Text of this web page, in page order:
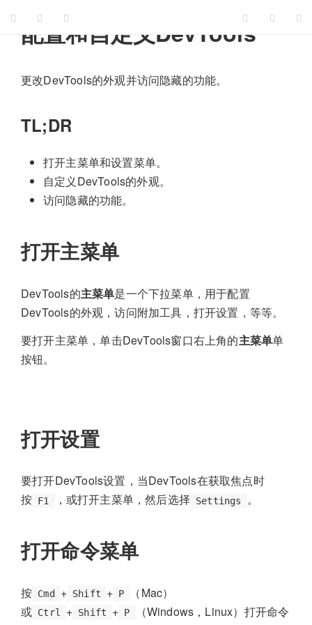
配置和自定义DevTools
更改DevTools的外观并访问隐藏的功能。
TL;DR
打开主菜单和设置菜单。
自定义DevTools的外观。
访问隐藏的功能。
打开主菜单
DevTools的主菜单是一个下拉菜单，用于配置
DevTools的外观，访问附加工具，打开设置，等等。
要打开主菜单，单击DevTools窗口右上角的主菜单单
按钮。
打开设置
要打开DevTools设置，当DevTools在获取焦点时
按 F1 ，或打开主菜单，然后选择 Settings 。
打开命令菜单
按 Cmd + Shift + P
（Mac）
或 Ctrl + Shift + P
（Windows，Linux）打开命令